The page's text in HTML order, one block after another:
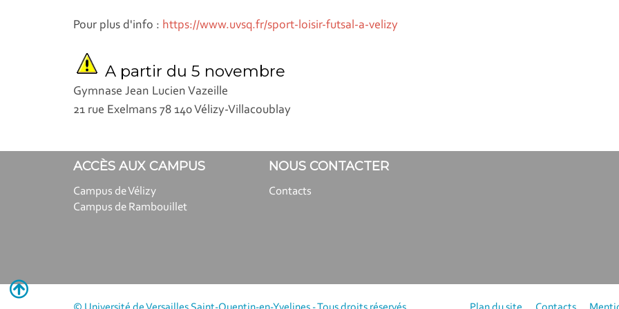
Pour plus d'info : https://www.uvsq.fr/sport-loisir-futsal-a-velizy
A partir du 5 novembre
Gymnase Jean Lucien Vazeille
21 rue Exelmans 78 140 Vélizy-Villacoublay
ACCÈS AUX CAMPUS
Campus de Vélizy
Campus de Rambouillet
NOUS CONTACTER
Contacts